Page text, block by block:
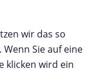
wir das so
Sie auf eine
klicken wird ein